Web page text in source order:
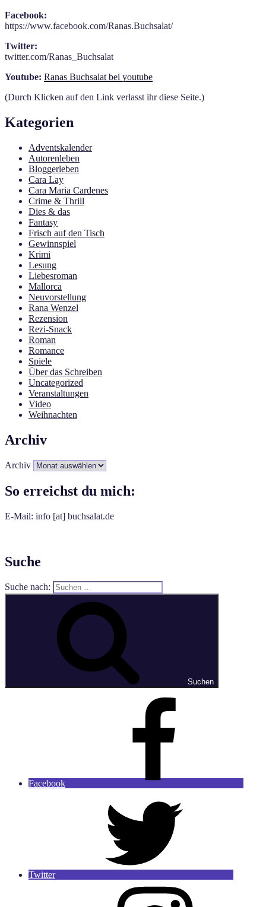
Facebook:
https://www.facebook.com/Ranas.Buchsalat/
Twitter:
twitter.com/Ranas_Buchsalat
Youtube: Ranas Buchsalat bei youtube
(Durch Klicken auf den Link verlasst ihr diese Seite.)
Kategorien
Adventskalender
Autorenleben
Bloggerleben
Cara Lay
Cara Maria Cardenes
Crime & Thrill
Dies & das
Fantasy
Frisch auf den Tisch
Gewinnspiel
Krimi
Lesung
Liebesroman
Mallorca
Neuvorstellung
Rana Wenzel
Rezension
Rezi-Snack
Roman
Romance
Spiele
Über das Schreiben
Uncategorized
Veranstaltungen
Video
Weihnachten
Archiv
Archiv
So erreichst du mich:
E-Mail: info [at] buchsalat.de
Suche
Suche nach:
Suchen
Facebook
Twitter